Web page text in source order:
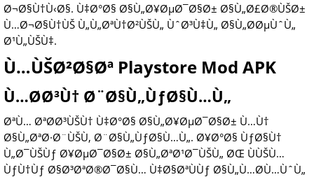
Ø¬Ø§Ù†Ù‹Ø§. Ù‡Ø°Ø§ Ø§Ù„Ø¥ØµØ¯Ø§Ø± Ø§Ù„Ø£Ø®ÙŠØ±
Ù…Ø¬Ø§Ù†ÙŠ Ù„Ù„ØªÙ†Ø²ÙŠÙ„ ÙˆØ³Ù‡Ù„ Ø§Ù„Ø­ØµÙˆÙ„
Ø¹Ù„ÙŠÙ‡.
Ù…ÙŠØ²Ø§Øª Playstore Mod APK
Ù…Ø­Ø³Ù† Ø¨Ø§Ù„ÙƒØ§Ù…Ù„
ØªÙ… ØªØ­Ø³ÙŠÙ† Ù‡Ø°Ø§ Ø§Ù„Ø¥ØµØ¯Ø§Ø± Ù…Ù†
Ø§Ù„ØªØ·Ø¨ÙŠÙ‚ Ø¨Ø§Ù„ÙƒØ§Ù…Ù„. Ø¥Ø°Ø§ ÙƒØ§Ù†
Ù„Ø¯ÙŠÙƒ Ø¥ØµØ¯Ø§Ø± Ø§Ù„ØªØ¹Ø¯ÙŠÙ„ ØŒ ÙÙŠÙ…
ÙƒÙ†Ùƒ Ø§Ø³ØªØ®Ø¯Ø§Ù… Ù‡Ø§ØªÙÙƒ Ø§Ù„Ù…Ø­Ù…ÙˆÙ„